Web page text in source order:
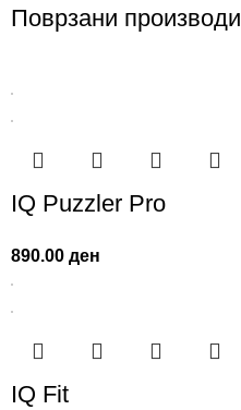
Поврзани производи
IQ Puzzler Pro
890.00ден
IQ Fit